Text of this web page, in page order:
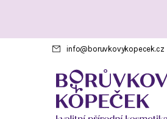
info@ boruvkovykopecek.cz